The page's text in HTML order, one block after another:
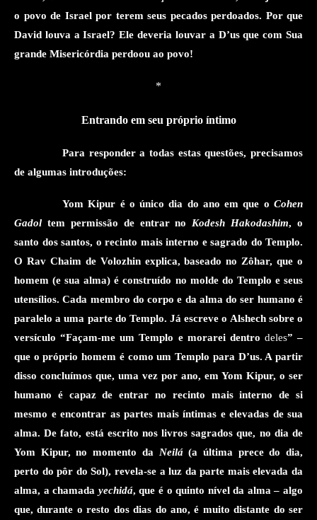
o povo de Israelpor terem seus pecados perdoados. Por que
David louva a Israel? Ele deveria louvar a D’us quecom Sua
grande Misericórdia perdoou ao povo!
*
Entrando em seu próprio íntimo
Para responder a todas estas questões, precisamos
de algumas introduções:
Yom Kipur é o único dia do ano em que o Cohen
Gadol tem permissão de entrar noKodesh Hakodashim, o
santo dos santos, o recinto mais interno e sagrado do Templo.
O Rav Chaim de Volozhin explica, baseado no Zôhar, que o
homem (e sua alma) é construído no molde do Templo e seus
utensílios. Cada membro do corpo e da alma do ser humano é
paralelo a uma parte do Templo.Já escreve o Alshech sobre o
versículo “Façam-me um Templo e morarei dentro deles” –
que o próprio homem é como um Templo para D’us.A partir
disso concluímos que, uma vez por ano, em Yom Kipur, o ser
humano é capaz de entrar no recinto mais interno de si
mesmo e encontrar as partes mais íntimas e elevadas de sua
alma. De fato, está escrito nos livros sagrados que, no dia de
Yom Kipur, no momento da Neilá(a última prece do dia,
perto do pôr do Sol), revela-se a luz daparte mais elevada da
alma, a chamada yechidá, que é o quinto nívelda alma– algo
que, durante o resto dos dias do ano, é muito distante do ser